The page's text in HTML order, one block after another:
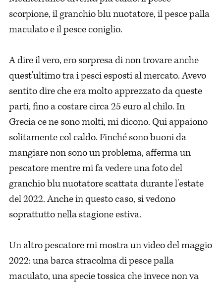
scorpione, il granchio blu nuotatore, il pesce palla
maculato e il pesce coniglio.
A dire il vero, ero sorpresa di non trovare anche
quest'ultimo tra i pesci esposti al mercato. Avevo
sentito dire che era molto apprezzato da queste
parti, fino a costare circa 25 euro al chilo. In
Grecia ce ne sono molti, mi dicono. Qui appaiono
solitamente col caldo. Finché sono buoni da
mangiare non sono un problema, afferma un
pescatore mentre mi fa vedere una foto del
granchio blu nuotatore scattata durante l'estate
del 2022. Anche in questo caso, si vedono
soprattutto nella stagione estiva.
Un altro pescatore mi mostra un video del maggio
2022: una barca stracolma di pesce palla
maculato, una specie tossica che invece non va